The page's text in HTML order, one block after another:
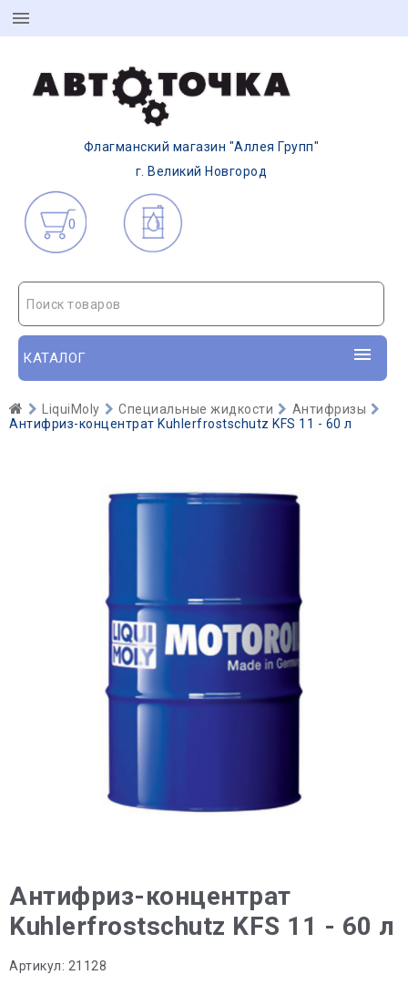
Флагманский магазин "Аллея Групп"
г. Великий Новгород
0
Поиск товаров
КАТАЛОГ
LiquiMoly Специальные жидкости
Антифризы
Антифриз-концентрат Kuhlerfrostschutz KFS 11 - 60 л
Антифриз-концентрат
Kuhlerfrostschutz KFS 11 - 60 л
Артикул: 21128